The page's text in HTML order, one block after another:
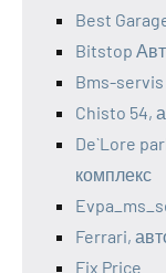
Best
Bitstop
Bms-servis
Chisto 54,
De`Lore
комплекс
Ferrari,
Fix Price